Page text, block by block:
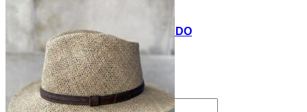
INICIO
TIENDA
MIS COSITAS POR EL MUNDO
EL COMIENZO
BLOG
PAGOS
CONTACTO
Buscar por: